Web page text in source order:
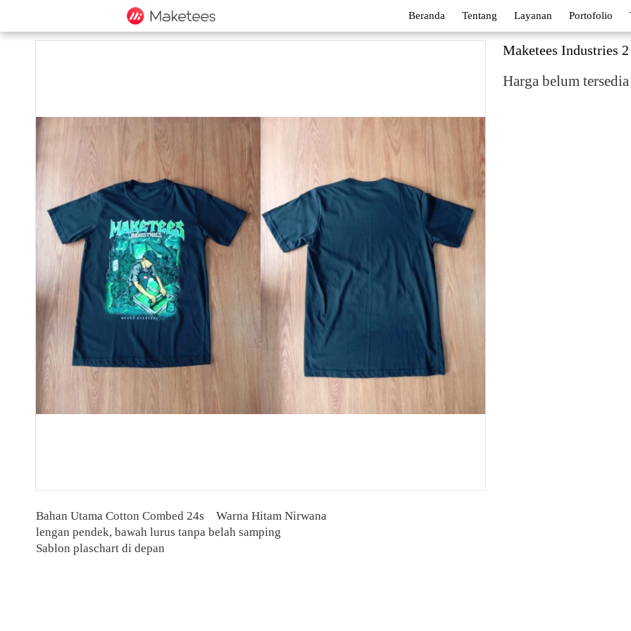
Beranda Tentang Layanan Portofolio
Maketees Industries 2
Harga belum tersedia
Bahan Utama Cotton Combed 24s	Warna Hitam Nirwana
lengan pendek, bawah lurus tanpa belah samping
Sablon plaschart di depan